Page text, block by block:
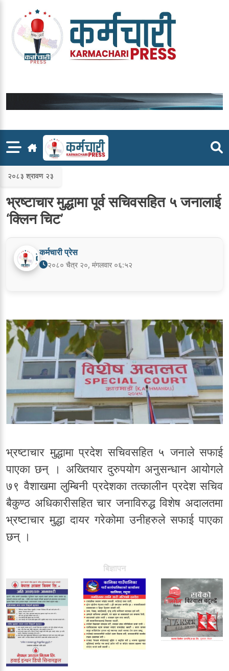
content
२०८३ श्रावण २३
भ्रष्टाचार मुद्धामा पूर्व सचिवसहित ५ जनालाई
‘क्लिन चिट’
कर्मचारी प्रेस
२०८० चैत्र २०, मंगलवार ०६:५२
भ्रष्टाचार मुद्धामा प्रदेश सचिवसहित ५ जनाले सफाई
पाएका छन् । अख्तियार दुरुपयोग अनुसन्धान आयोगले
७९ वैशाखमा लुम्बिनी प्रदेशका तत्कालीन प्रदेश सचिव
बैकुण्ठ अधिकारीसहित चार जनाविरुद्ध विशेष अदालतमा
भ्रष्टाचार मुद्धा दायर गरेकोमा उनीहरुले सफाई पाएका
छन् ।
बिज्ञापन